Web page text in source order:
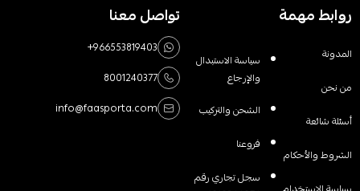
روابط مهمة
المدونة
من نحن
أسئلة شائعة
الشروط والأحكام
سياسة الاستبدال
والإرجاع
الشحن والتركيب
فروعنا
سجل تجاري رقم
تواصل معنا
+966553819403
8001240377
info@faasporta.com